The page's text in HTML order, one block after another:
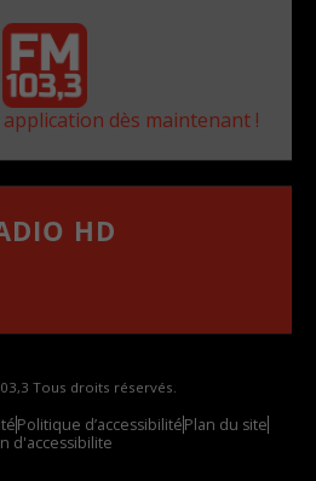
dès maintenant !
HD
Tous droits réservés.
Politique d’accessibilitéPlan du site
d'accessibilite